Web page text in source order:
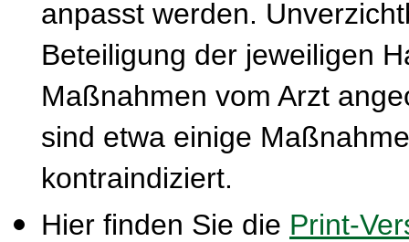
anpasst werden.
Beteiligung der jeweiligen
Maßnahmen vom Arzt
sind etwa einige
kontraindiziert.
Hier finden Sie die Print-